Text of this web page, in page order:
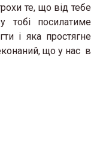
те, що від тебе
тобі посилатиме
і яка простягне
що у нас в